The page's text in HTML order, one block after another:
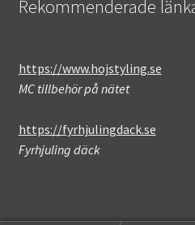
Rekommenderade
https://www.hojstyling.se
MC tillbehör på nätet
https://fyrhjulingdack.se
Fyrhjuling däck